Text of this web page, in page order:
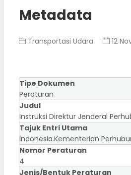
Metadata
Transportasi Udara 12
Tipe Dokumen
Peraturan
Judul
Instruksi Direktur Jenderal
Tajuk Entri Utama
Indonesia.Kementerian
Nomor Peraturan
4
Jenis/Bentuk Peraturan